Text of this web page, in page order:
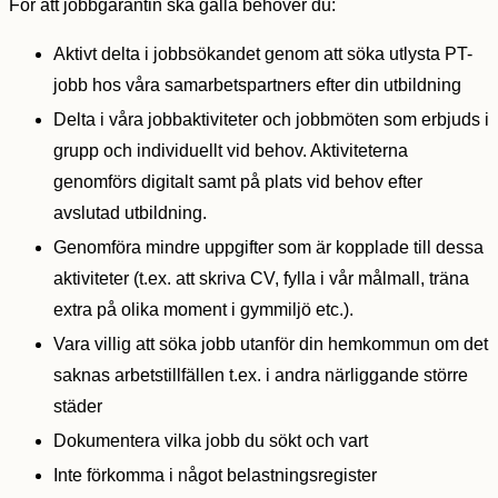
För att jobbgarantin ska gälla behöver du:
Aktivt delta i jobbsökandet genom att söka utlysta PT-
jobb hos våra samarbetspartners efter din utbildning
Delta i våra jobbaktiviteter och jobbmöten som erbjuds i
grupp och individuellt vid behov. Aktiviteterna
genomförs digitalt samt på plats vid behov efter
avslutad utbildning.
Genomföra mindre uppgifter som är kopplade till dessa
aktiviteter (t.ex. att skriva CV, fylla i vår målmall, träna
extra på olika moment i gymmiljö etc.).
Vara villig att söka jobb utanför din hemkommun om det
saknas arbetstillfällen t.ex. i andra närliggande större
städer
Dokumentera vilka jobb du sökt och vart
Inte förkomma i något belastningsregister